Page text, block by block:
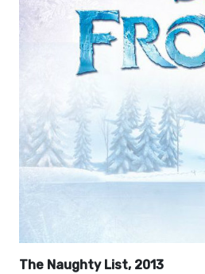
The Naughty List, 2013